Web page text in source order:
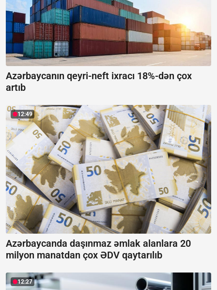
Azərbaycanın qeyri-neft ixracı 18%-dən çox
artıb
12:49
Azərbaycanda daşınmaz əmlak alanlara 20
milyon manatdan çox ƏDV qaytarılıb
12:27